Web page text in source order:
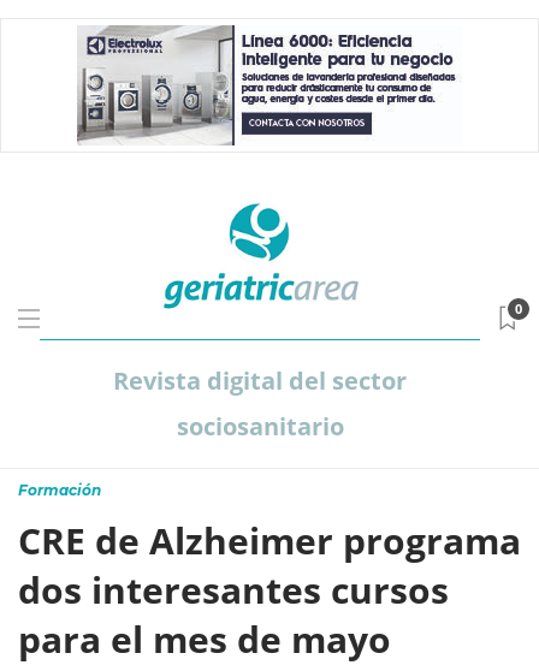
Revista digital del sector
sociosanitario
0
Formación
CRE de Alzheimer programa
dos interesantes cursos
para el mes de mayo